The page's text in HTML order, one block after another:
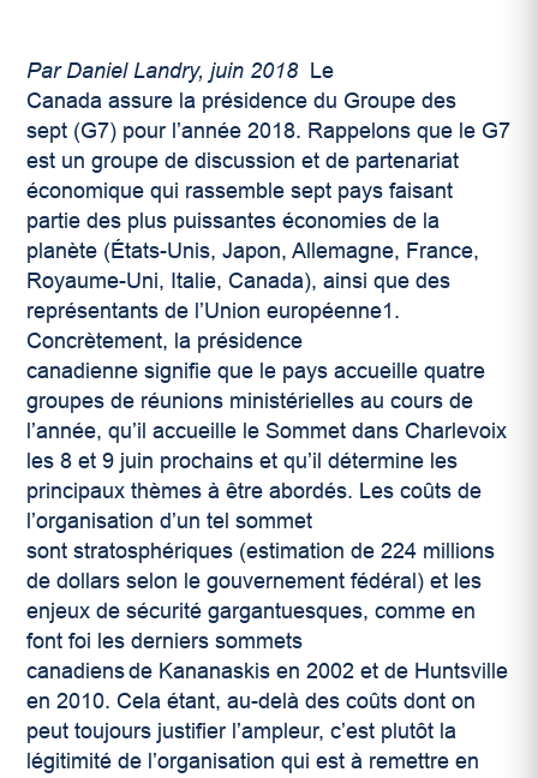
Par Daniel Landry, juin 2018 Le
Canada assure la présidence du Groupe des
sept (G7) pour l’année 2018. Rappelons que le G7
est un groupe de discussion et de partenariat
économique qui rassemble sept pays faisant
partie des plus puissantes économies de la
planète (États-Unis, Japon, Allemagne, France,
Royaume-Uni, Italie, Canada), ainsi que des
représentants de l’Union européenne1 .
Concrètement, la présidence
canadienne signifie que le pays accueille quatre
groupes de réunions ministérielles au cours de
l’année, qu’il accueille le Sommet dans Charlevoix
les 8 et 9 juin prochains et qu’il détermine les
principaux thèmes à être abordés. Les coûts de
l’organisation d’un tel sommet
sont stratosphériques (estimation de 224 millions
de dollars selon le gouvernement fédéral) et les
enjeux de sécurité gargantuesques, comme en
font foi les derniers sommets
canadiens de Kananaskis en 2002 et de Huntsville
en 2010. Cela étant, au-delà des coûts dont on
peut toujours justifier l’ampleur, c’est plutôt la
légitimité de l’organisation qui est à remettre en